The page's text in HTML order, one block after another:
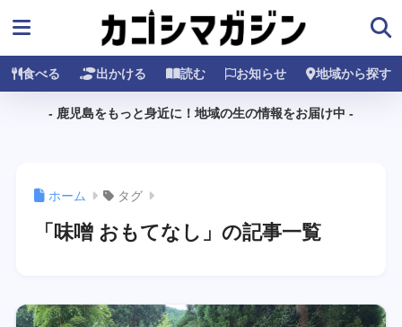
食べる 出かける 読む お知らせ 地域から探す
- 鹿児島をもっと身近に！地域の生の情報をお届け中 -
ホーム タグ
「味噌 おもてなし」の記事一覧